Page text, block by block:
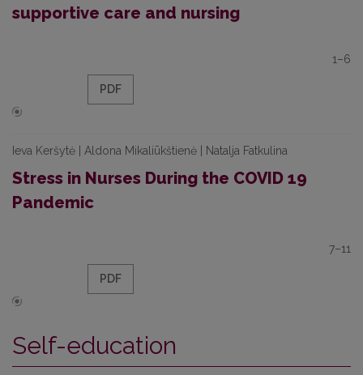
supportive care and nursing
1–6
PDF
Ieva Keršytė | Aldona Mikaliūkštienė | Natalja Fatkulina
Stress in Nurses During the COVID 19
Pandemic
7–11
PDF
Self-education